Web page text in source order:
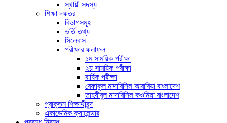
স্থায়ী সদস্য
শিক্ষা দফতর
বিভাগসমূহ
ভর্তি তথ্য
সিলেবাস
পরীক্ষার ফলাফল
১ম সাময়িক পরীক্ষা
২য় সাময়িক পরীক্ষা
বার্ষিক পরীক্ষা
বেফাকুল মাদারিসিল আরাবিয়া বাংলাদেশ
তাহযীবুল মাদারিসিল কওমিয়া বাংলাদেশ
প্রাক্তন শিক্ষার্থীবৃন্দ
একাডেমিক ক্যালেন্ডার